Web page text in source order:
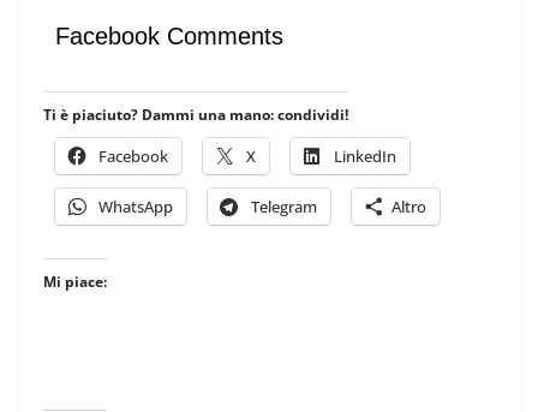
Facebook Comments
Ti è piaciuto? Dammi una mano: condividi!
Facebook X LinkedIn
WhatsApp Telegram Altro
Mi piace: